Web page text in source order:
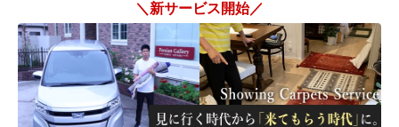
＼新サービス開始／